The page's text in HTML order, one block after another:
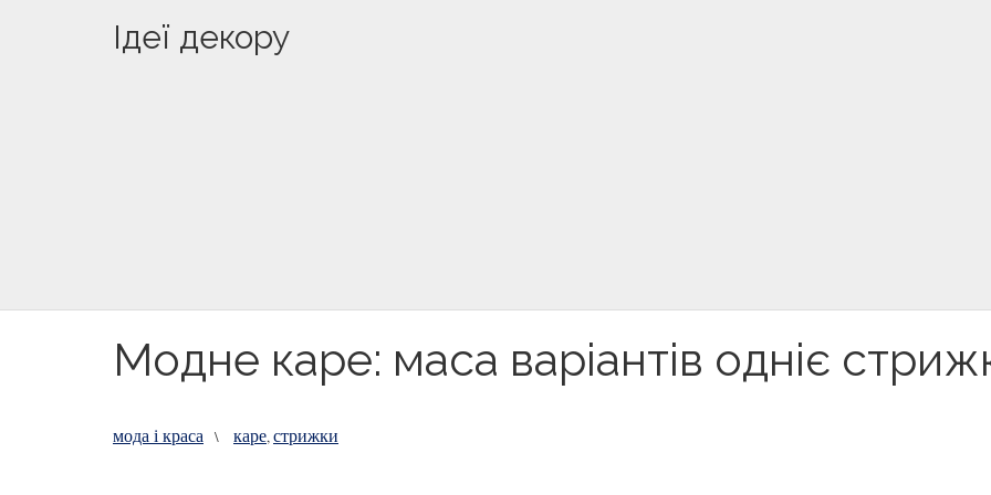
Ідеї декору
Модне каре: маса варіантів одніє
мода і краса \ каре,стрижки